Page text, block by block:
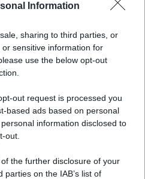
Information
sharing to third parties, or
sensitive information for
use the below opt-out
out request is processed you
based ads based on personal
information disclosed to
out.
the further disclosure of your
on the IAB’s list of